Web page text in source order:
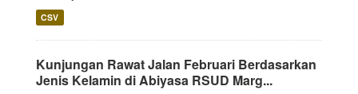
CSV
Kunjungan Rawat Jalan Februari Berdasarkan
Jenis Kelamin di Abiyasa RSUD Marg...